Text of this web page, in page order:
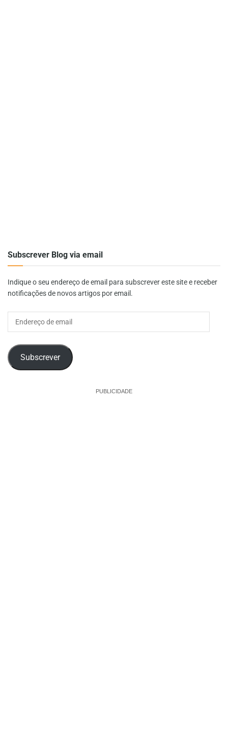
Subscrever Blog via email
Indique o seu endereço de email para subscrever este site e receber
notificações de novos artigos por email.
Subscrever
PUBLICIDADE